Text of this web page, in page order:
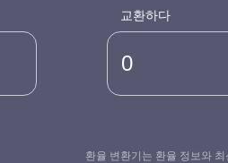
교환하다
환율 변환기는 환율 정보와